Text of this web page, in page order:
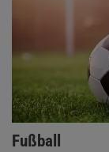
Fußball